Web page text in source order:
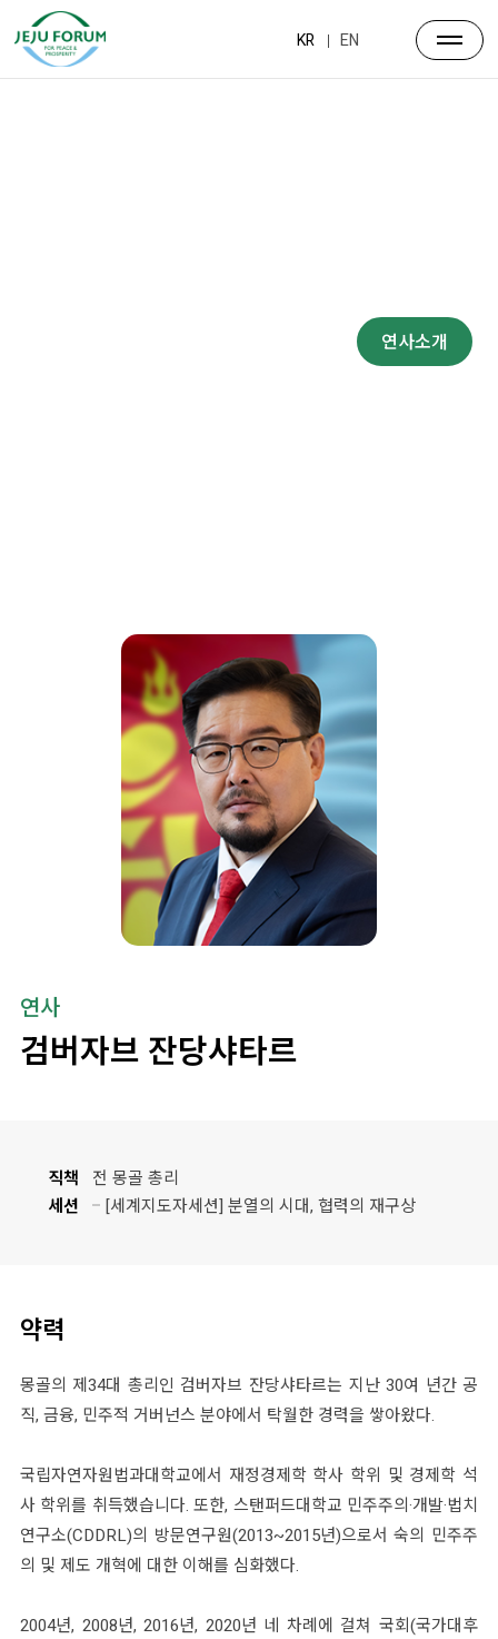
KR EN
연사소개
연사
검버자브 잔당샤타르
직책
전 몽골 총리
세션
[세계지도자세션] 분열의 시대, 협력의 재구상
약력
몽골의 제34대 총리인 검버자브 잔당샤타르는 지난 30여 년간 공
직, 금융, 민주적 거버넌스 분야에서 탁월한 경력을 쌓아왔다.
국립자연자원법과대학교에서 재정경제학 학사 학위 및 경제학 석
사 학위를 취득했습니다. 또한, 스탠퍼드대학교 민주주의·개발·법치
연구소(CDDRL)의 방문연구원(2013~2015년)으로서 숙의 민주주
의 및 제도 개혁에 대한 이해를 심화했다.
2004년, 2008년, 2016년, 2020년 네 차례에 걸쳐 국회(국가대후